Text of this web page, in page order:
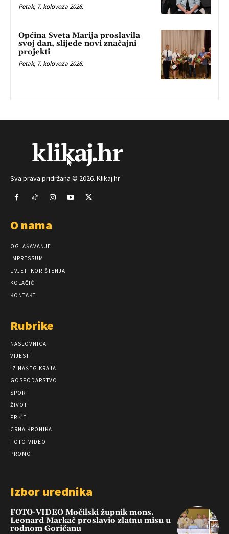
Petak, 7. kolovoza 2026.
Općina Sveta Marija proslavila
svoj dan, slijede novi značajni
projekti
Petak, 7. kolovoza 2026.
Sva prava pridržana © 2026. Klikaj.hr
O nama
OGLAŠAVANJE
IMPRESSUM
UVJETI KORIŠTENJA
KOLAČIĆI
KONTAKT
Rubrike
NASLOVNICA
VIJESTI
IZ NAŠEG KRAJA
GOSPODARSTVO
SPORT
ŽIVOT
PRIČE
CRNA KRONIKA
FOTO-VIDEO
PROMO
Izbor urednika
FOTO-VIDEO Močilski župnik mons.
Leonard Markač proslavio zlatnu misu u
rodnom Goričanu